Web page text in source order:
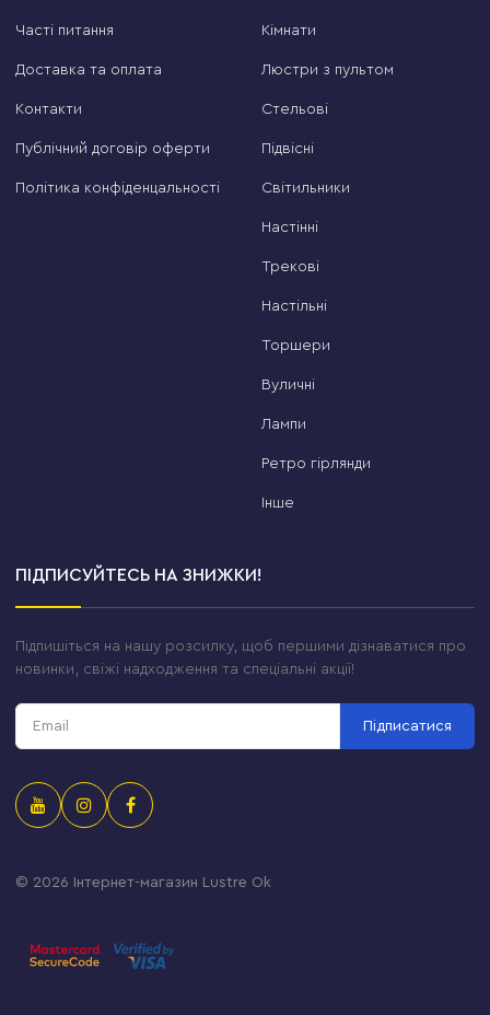
Часті питання
Доставка та оплата
Контакти
Публічний договір оферти
Політика конфіденцальності
Кімнати
Люстри з пультом
Стельові
Підвісні
Світильники
Настінні
Трекові
Настільні
Торшери
Вуличні
Лампи
Ретро гірлянди
Інше
ПІДПИСУЙТЕСЬ НА ЗНИЖКИ!
Підпишіться на нашу розсилку, щоб першими дізнаватися про
новинки, свіжі надходження та спеціальні акції!
Підписатися
© 2026 Інтернет-магазин Lustre Ok